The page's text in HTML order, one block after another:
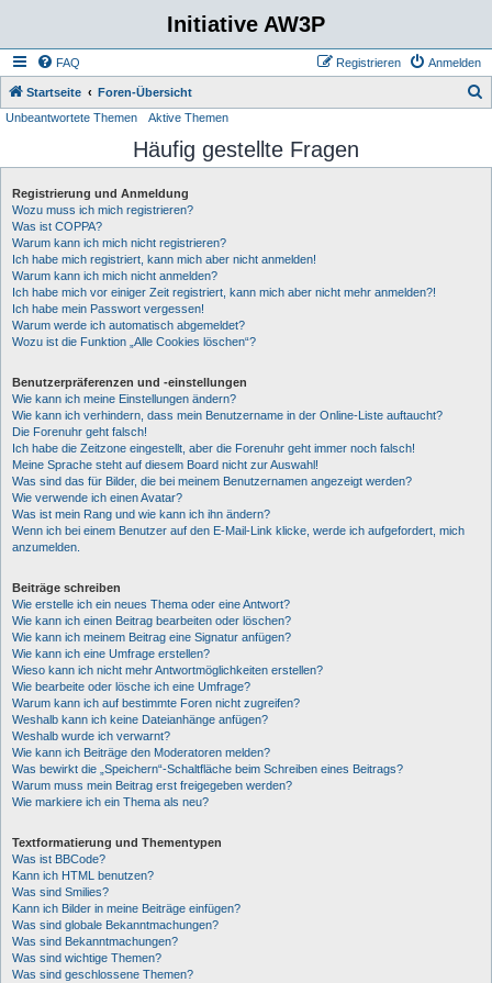
Initiative AW3P
FAQ Anmelden
Registrieren
Startseite Foren-Übersicht
h
Unbeantwortete Themen Aktive Themen
Häufig gestellte Fragen
Registrierung und Anmeldung
Wozu muss ich mich registrieren?
Was ist COPPA?
Warum kann ich mich nicht registrieren?
Ich habe mich registriert, kann mich aber nicht anmelden!
Warum kann ich mich nicht anmelden?
Ich habe mich vor einiger Zeit registriert, kann mich aber nicht mehr anmelden?!
Ich habe mein Passwort vergessen!
Warum werde ich automatisch abgemeldet?
Wozu ist die Funktion „Alle Cookies löschen“?
Benutzerpräferenzen und -einstellungen
Wie kann ich meine Einstellungen ändern?
Wie kann ich verhindern, dass mein Benutzername in der Online-Liste auftaucht?
Die Forenuhr geht falsch!
Ich habe die Zeitzone eingestellt, aber die Forenuhr geht immer noch falsch!
Meine Sprache steht auf diesem Board nicht zur Auswahl!
Was sind das für Bilder, die bei meinem Benutzernamen angezeigt werden?
Wie verwende ich einen Avatar?
Was ist mein Rang und wie kann ich ihn ändern?
Wenn ich bei einem Benutzer auf den E-Mail-Link klicke, werde ich aufgefordert, mich
anzumelden.
Beiträge schreiben
Wie erstelle ich ein neues Thema oder eine Antwort?
Wie kann ich einen Beitrag bearbeiten oder löschen?
Wie kann ich meinem Beitrag eine Signatur anfügen?
Wie kann ich eine Umfrage erstellen?
Wieso kann ich nicht mehr Antwortmöglichkeiten erstellen?
Wie bearbeite oder lösche ich eine Umfrage?
Warum kann ich auf bestimmte Foren nicht zugreifen?
Weshalb kann ich keine Dateianhänge anfügen?
Weshalb wurde ich verwarnt?
Wie kann ich Beiträge den Moderatoren melden?
Was bewirkt die „Speichern“-Schaltfläche beim Schreiben eines Beitrags?
Warum muss mein Beitrag erst freigegeben werden?
Wie markiere ich ein Thema als neu?
Textformatierung und Thementypen
Was ist BBCode?
Kann ich HTML benutzen?
Was sind Smilies?
Kann ich Bilder in meine Beiträge einfügen?
Was sind globale Bekanntmachungen?
Was sind Bekanntmachungen?
Was sind wichtige Themen?
Was sind geschlossene Themen?